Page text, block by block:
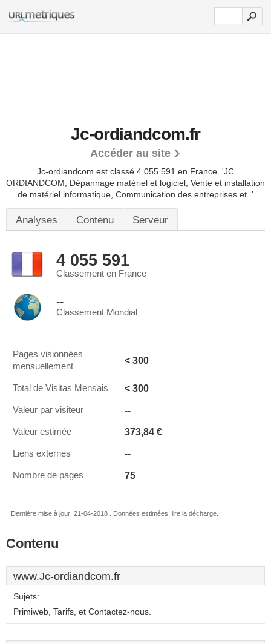
Jc-ordiandcom.fr
Accéder au site
Jc-ordiandcom est classé 4 055 591 en France. 'JC
ORDIANDCOM, Dépannage matériel et logiciel, Vente et installation
de matériel informatique, Communication des entreprises et..'
Analyses Contenu Serveur
4 055 591
Classement en France
--
Classement Mondial
Pages visionnées
mensuellement
< 300
Total de Visitas Mensais < 300
Valeur par visiteur --
Valeur estimée 373,84 €
Liens externes --
Nombre de pages 75
Dernière mise à jour: 21-04-2018 . Données estimées, lire la décharge.
Contenu
www.Jc-ordiandcom.fr
Sujets:
Primiweb, Tarifs, et Contactez-nous.